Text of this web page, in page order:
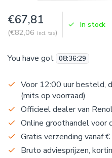
€67,81
(€82,06 Incl. tax)
In stock
You have got 08:36:28
Voor 12:00 uur besteld,
(mits op voorraad)
Officieel dealer van
Online groothandel voor
Gratis verzending vanaf
Bruto adviesprijzen,